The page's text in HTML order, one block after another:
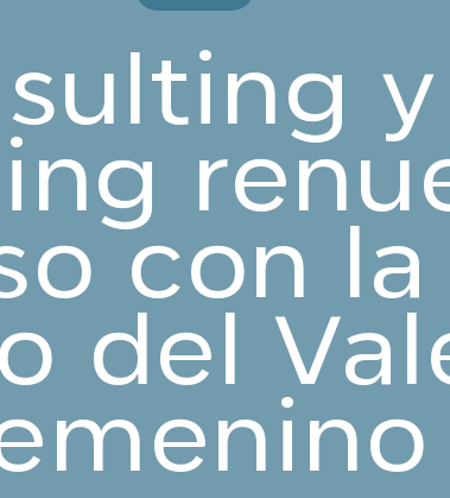
con
del